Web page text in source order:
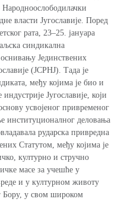
Народноослободилачки
власти Југославије. Поред
рата, 23–25. јануара
синдикална
Јединствених
(ЈСРНЈ). Тада је
међу којима је био и
Југославије, који
усвојеног привременог
институционалног деловања
рударска привредна
Статутом, међу којима је
културно и стручно
масе за учешће у
и у културном животу
Бору, у свом широком